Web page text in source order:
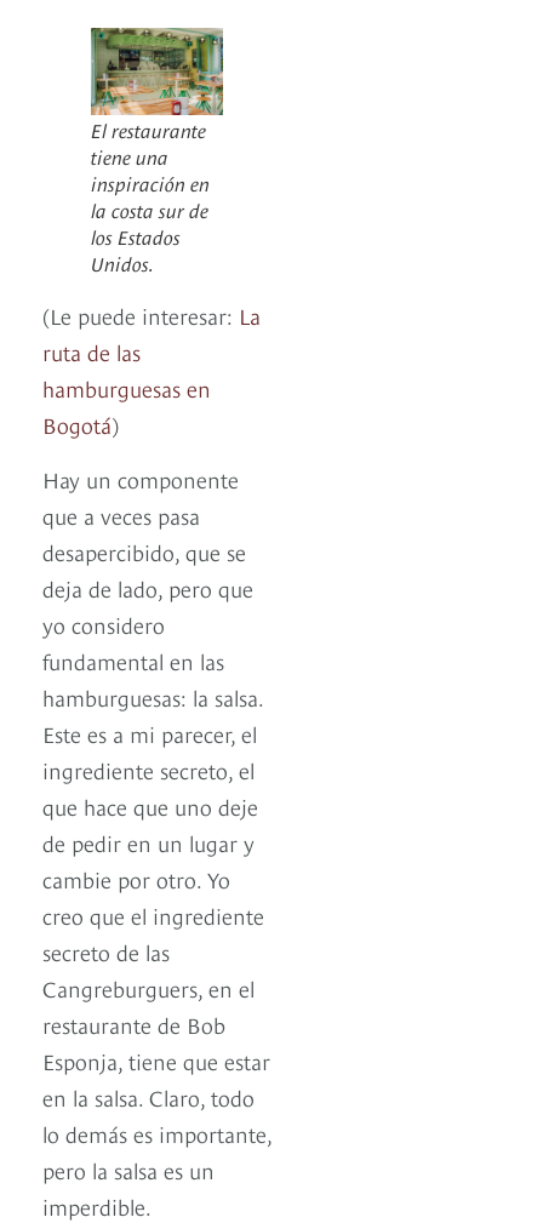
El restaurante
tiene una
inspiración en
la costa sur de
los Estados
Unidos.
(Le puede interesar: La
ruta de las
hamburguesas en
Bogotá)
Hay un componente
que a veces pasa
desapercibido, que se
deja de lado, pero que
yo considero
fundamental en las
hamburguesas: la salsa.
Este es a mi parecer, el
ingrediente secreto, el
que hace que uno deje
de pedir en un lugar y
cambie por otro. Yo
creo que el ingrediente
secreto de las
Cangreburguers, en el
restaurante de Bob
Esponja, tiene que estar
en la salsa. Claro, todo
lo demás es importante,
pero la salsa es un
imperdible.